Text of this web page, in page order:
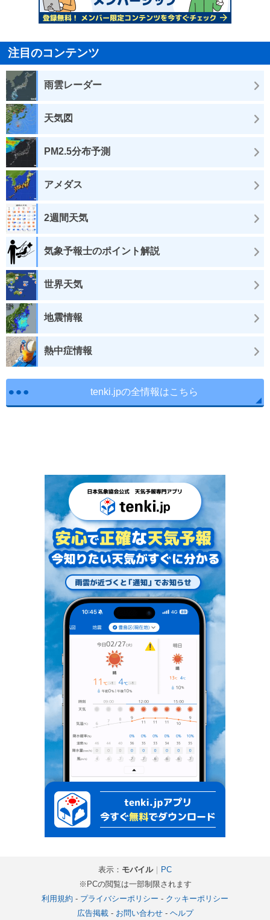
注目のコンテンツ
雨雲レーダー
天気図
PM2.5分布予測
アメダス
2週間天気
気象予報士のポイント解説
世界天気
地震情報
熱中症情報
tenki.jpの全情報はこちら
表示： モバイル｜ PC
※PCの閲覧は一部制限されます
利用規約 - プライバシーポリシー - クッキーポリシー
広告掲載- お問い合わせ- ヘルプ